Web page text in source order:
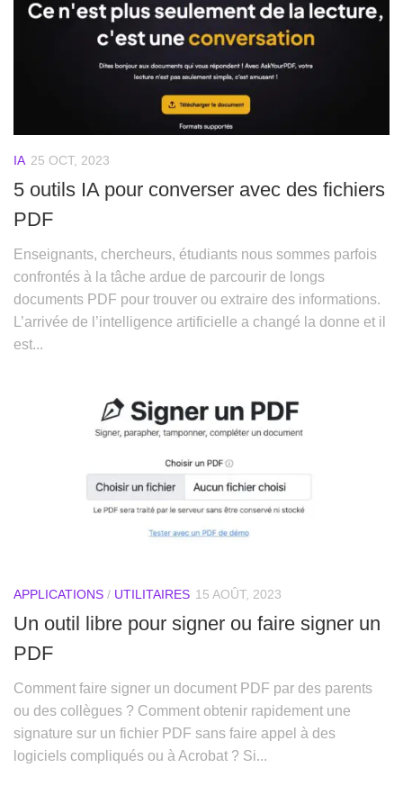
IA 25 OCT, 2023
5 outils IA pour converser avec des fichiers
PDF
Enseignants, chercheurs, étudiants nous sommes parfois
confrontés à la tâche ardue de parcourir de longs
documents PDF pour trouver ou extraire des informations.
L’arrivée de l’intelligence artificielle a changé la donne et il
est...
APPLICATIONS / UTILITAIRES 15 AOÛT, 2023
Un outil libre pour signer ou faire signer un
PDF
Comment faire signer un document PDF par des parents
ou des collègues ? Comment obtenir rapidement une
signature sur un fichier PDF sans faire appel à des
logiciels compliqués ou à Acrobat ? Si...